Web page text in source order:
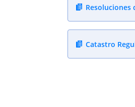
Resoluciones
Catastro